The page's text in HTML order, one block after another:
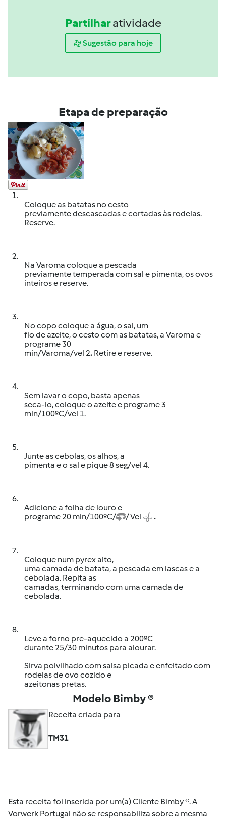
Partilharatividade
Sugestão para hoje
Etapa de preparação
1.
Coloque as batatas no cesto
previamente descascadas e cortadas às rodelas.
Reserve.
2.
Na Varoma coloque a pescada
previamente temperada com sal e pimenta, os ovos
inteiros e reserve.
3.
No copo coloque a água, o sal, um
fio de azeite, o cesto com as batatas, a Varoma e
programe 30
min/Varoma/vel 2. Retire e reserve.
4.
Sem lavar o copo, basta apenas
seca-lo, coloque o azeite e programe 3
min/100ºC/vel 1.
5.
Junte as cebolas, os alhos, a
pimenta e o sal e pique 8 seg/vel 4.
6.
Adicione a folha de louro e
programe 20 min/100ºC/
/ Vel .
7.
Coloque num pyrex alto,
uma camada de batata, a pescada em lascas e a
cebolada. Repita as
camadas, terminando com uma camada de
cebolada.
8.
Leve a forno pre-aquecido a 200ºC
durante 25/30 minutos para alourar.
Sirva polvilhado com salsa picada e enfeitado com
rodelas de ovo cozido e
azeitonas pretas.
Modelo Bimby ®
Receita criada para
TM31
Esta receita foi inserida por um(a) Cliente Bimby ®. A
Vorwerk Portugal não se responsabiliza sobre a mesma